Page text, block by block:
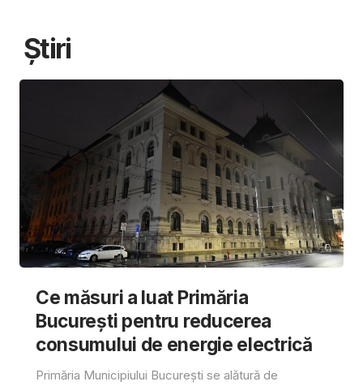
Știri
Ce măsuri a luat Primăria
București pentru reducerea
consumului de energie electrică
Primăria Municipiului București se alătură de